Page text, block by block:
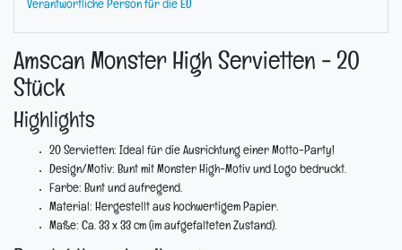
Verantwortliche Person für die EU
Amscan Monster High Servietten - 20
Stück
Highlights
20 Servietten: Ideal für die Ausrichtung einer Motto-Party!
Design/Motiv: Bunt mit Monster High-Motiv und Logo bedruckt.
Farbe: Bunt und aufregend.
Material: Hergestellt aus hochwertigem Papier.
Maße: Ca. 33 x 33 cm (im aufgefalteten Zustand).